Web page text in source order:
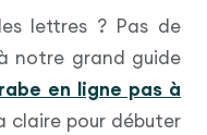
lettres ? Pas de
notre grand guide
en ligne pas à
claire pour débuter